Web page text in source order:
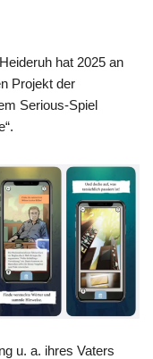
hat 2025 an
Projekt der
Serious-Spiel
u. a. ihres Vaters